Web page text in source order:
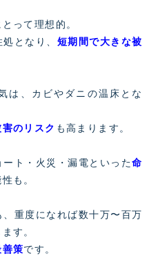
って理想的。
となり、 短期間で大きな被
は、カビやダニの温床とな
のリスク も高まります。
ト・火災・漏電といった命
も。
重度になれば数十万〜百万
す。
策です。